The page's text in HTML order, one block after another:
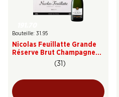
Bouteille: 31.95
Nicolas Feuillatte Grande
Réserve Brut Champagne
(31)